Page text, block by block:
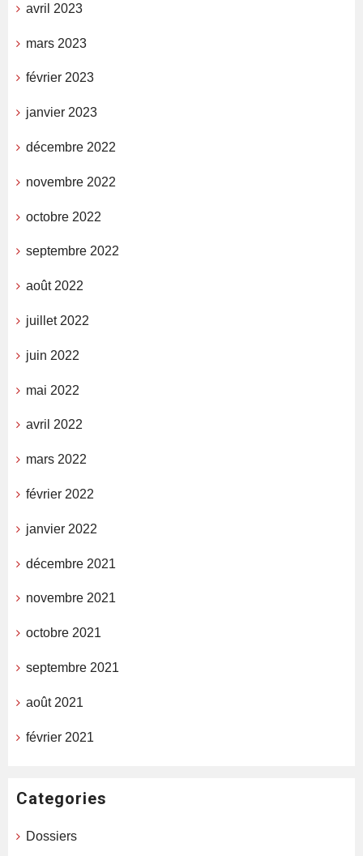
avril 2023
mars 2023
février 2023
janvier 2023
décembre 2022
novembre 2022
octobre 2022
septembre 2022
août 2022
juillet 2022
juin 2022
mai 2022
avril 2022
mars 2022
février 2022
janvier 2022
décembre 2021
novembre 2021
octobre 2021
septembre 2021
août 2021
février 2021
Categories
Dossiers